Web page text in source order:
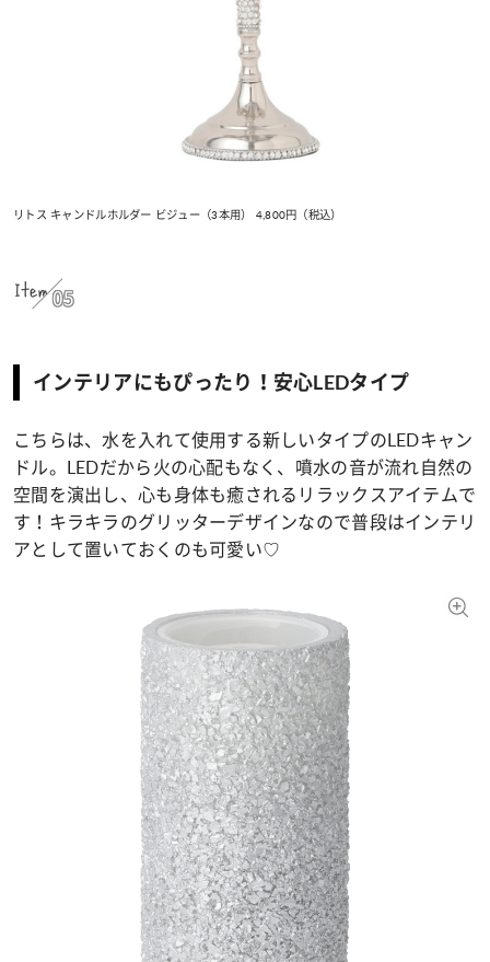
リトス キャンドルホルダー ビジュー（3本用） 4,800円（税込）
Item 05
インテリアにもぴったり！安心LEDタイプ
こちらは、水を入れて使用する新しいタイプのLEDキャン
ドル。LEDだから火の心配もなく、噴水の音が流れ自然の
空間を演出し、心も身体も癒されるリラックスアイテムで
す！キラキラのグリッターデザインなので普段はインテリ
アとして置いておくのも可愛い♡